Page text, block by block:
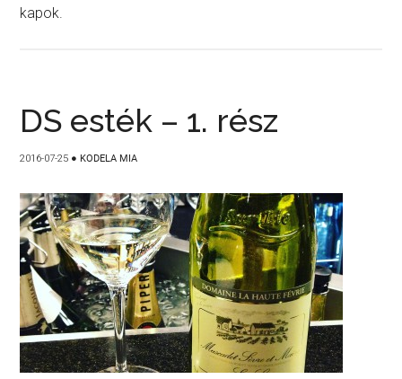
kapok.
DS esték – 1. rész
2016-07-25 ● KODELA MIA